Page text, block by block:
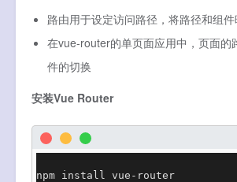
路由用于设定访问路径，将路径和组
在vue-router的单页面应用中，页面的
件的切换
安装Vue Router
npm install vue-router